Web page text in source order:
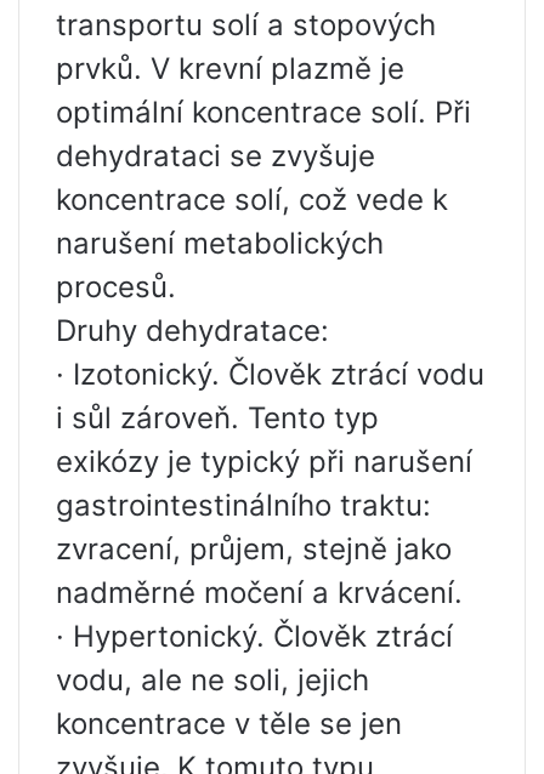
transportu solí a stopových
prvků. V krevní plazmě je
optimální koncentrace solí. Při
dehydrataci se zvyšuje
koncentrace solí, což vede k
narušení metabolických
procesů.
Druhy dehydratace:
· Izotonický. Člověk ztrácí vodu
i sůl zároveň. Tento typ
exikózy je typický při narušení
gastrointestinálního traktu:
zvracení, průjem, stejně jako
nadměrné močení a krvácení.
· Hypertonický. Člověk ztrácí
vodu, ale ne soli, jejich
koncentrace v těle se jen